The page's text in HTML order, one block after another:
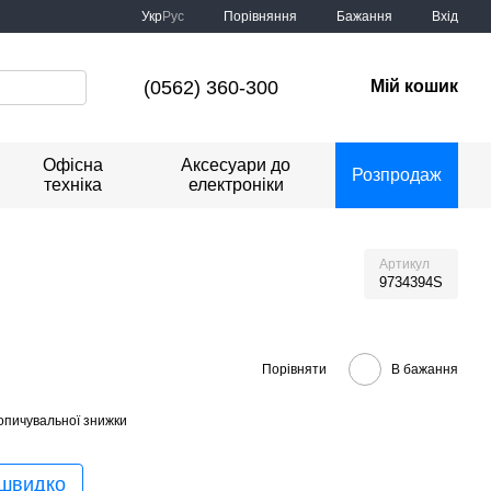
УкрРус Порівняння Бажання Вхід
(0562) 360-300 Мій кошик
Офісна
техніка
Аксесуари до
електроніки
Розпродаж
Артикул
9734394S
Порівняти В бажання
знижки